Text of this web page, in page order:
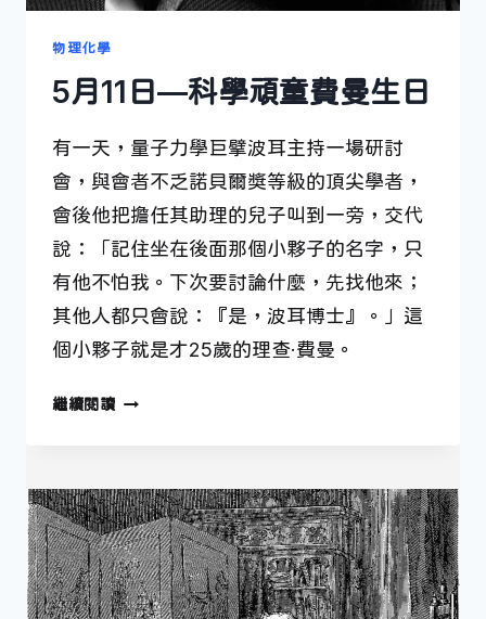
物理化學
5月11日—科學頑童費曼生日
有一天，量子力學巨擘波耳主持一場研討
會，與會者不乏諾貝爾獎等級的頂尖學者，
會後他把擔任其助理的兒子叫到一旁，交代
說：「記住坐在後面那個小夥子的名字，只
有他不怕我。下次要討論什麼，先找他來；
其他人都只會說：『是，波耳博士』。」這
個小夥子就是才25歲的理查·費曼。
繼續閱讀5
—
科
學
頑